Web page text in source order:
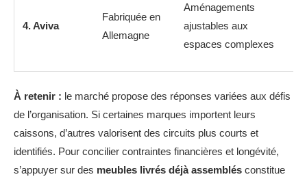
4. Aviva
Fabriquée en
Allemagne
Aménagements
ajustables aux
espaces complexes
À retenir : le marché propose des réponses variées aux défis
de l’organisation. Si certaines marques importent leurs
caissons, d’autres valorisent des circuits plus courts et
identifiés. Pour concilier contraintes financières et longévité,
s’appuyer sur des meubles livrés déjà assemblés constitue